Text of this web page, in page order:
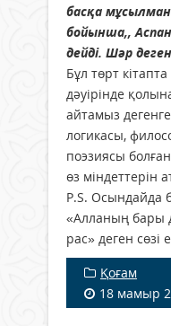
басқа
бойынша,,
дейді. Шәр
Бұл төрт
дәуірінде
айтамыз
логикасы,
поэзиясы
өз міндеттерін
P.S. Осындайда
«Алланың бары
рас» деген сөзі
Қоғам
18 мамыр